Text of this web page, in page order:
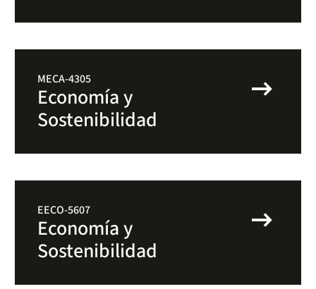
MECA-4305
Economía y
Sostenibilidad
arrow_right_alt
EECO-5607
Economía y
Sostenibilidad
arrow_right_alt